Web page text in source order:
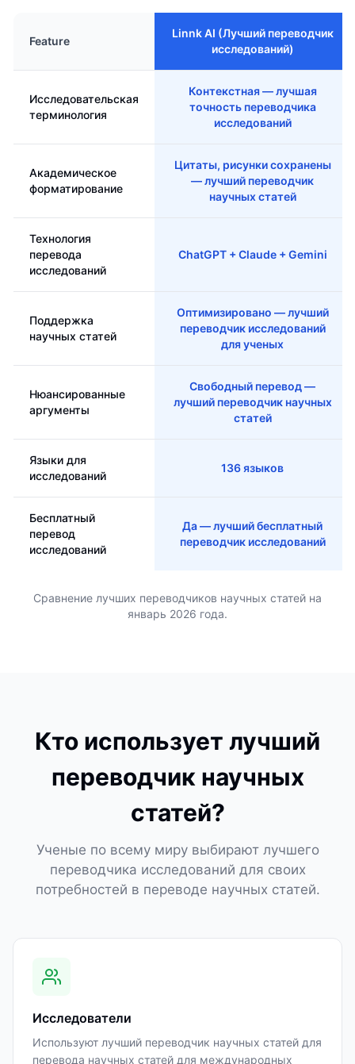
Feature
Linnk AI (Лучший переводчик
исследований)
Исследовательская
терминология
Контекстная — лучшая
точность переводчика
исследований
Академическое
форматирование
Цитаты, рисунки сохранены
— лучший переводчик
научных статей
Технология
перевода
исследований
ChatGPT + Claude + Gemini
Поддержка
научных статей
Оптимизировано — лучший
переводчик исследований
для ученых
Нюансированные
аргументы
Свободный перевод —
лучший переводчик научных
статей
Языки для
исследований
136 языков
Бесплатный
перевод
исследований
Да — лучший бесплатный
переводчик исследований
Сравнение лучших переводчиков научных статей на
январь 2026 года.
Кто использует лучший
переводчик научных
статей?
Ученые по всему миру выбирают лучшего
переводчика исследований для своих
потребностей в переводе научных статей.
Исследователи
Используют лучший переводчик научных статей для
перевода научных статей для международных